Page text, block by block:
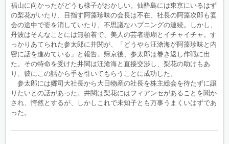
福山に向かったがどうも様子がおかしい。仙酔島には東京にいるはず
の梨花がいたり、目指す阿藻珍味の会長は不在、社長の阿藻次郎も宴
会の途中で姿を消していたり、不思議なハプニングの連続。しかし、
丹波はそんなことには無頓着で、美人の芸者珊瑚とイチャイチャ。す
っかりあてられた参太郎に井関が、「どうやら汪滄海が阿藻珍味と内
密に話を進めている」と報告。帰京後、参太郎は巻き返し作戦に出
た。その特命を受けた井関は汪滄海と直接交渉し、梨花の助けもあ
り、彼にこの話から手を引いてもらうことに成功した。
参太郎には郷司大社長から大日物産の社長を株主総会を待たずに譲
りたいとの話があった。井関は梨花にはフィアンセがあることを聞か
され、愕然とするが、しかしこれで未知子とも万事うまくいはずであ
った。